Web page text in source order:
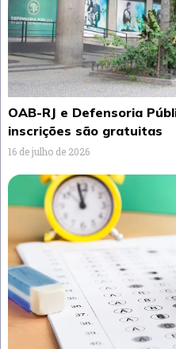
OAB-RJ e Defensoria
inscrições são gratuitas
16 de julho de 2026